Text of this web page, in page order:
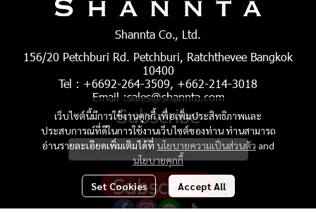
เว็บไซต์นี้มีการใช้งานคุกกี้ เพื่อเพิ่มประสิทธิภาพและ
ประสบการณ์ที่ดีในการใช้งานเว็บไซต์ของท่าน ท่านสามารถ
อ่านรายละเอียดเพิ่มเติมได้ที่ นโยบายความเป็นส่วนตัว and
นโยบายคุกกี้
Set Cookies Accept All
Shannta Co., Ltd.
156/20 Petchburi Rd. Petchburi, Ratchthevee Bangkok
10400
Tel : +6692-264-3509, +662-214-3018
Email :sales@shannta.com
Subscribe
Subscribe